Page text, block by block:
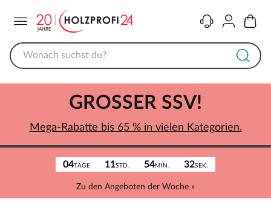
KontaktKonto
04TAGE 11STD. 54MIN. 32SEK.
Zu den Angeboten der Woche »
GROSSER SSV!
Mega-Rabatte bis 65 % in vielen Kategorien.